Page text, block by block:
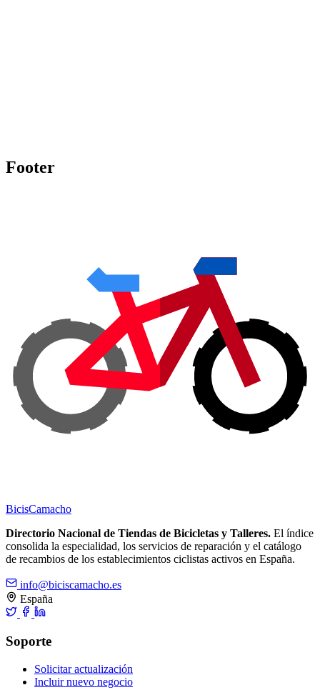
Footer
BicisCamacho
Directorio Nacional de Tiendas de Bicicletas y Talleres. El índice
consolida la especialidad, los servicios de reparación y el catálogo
de recambios de los establecimientos ciclistas activos en España.
info@biciscamacho.es
España
Soporte
Solicitar actualización
Incluir nuevo negocio